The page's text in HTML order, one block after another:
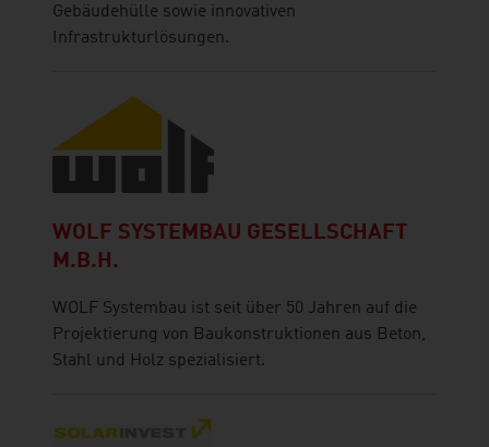
Gebäudehülle sowie innovativen
Infrastrukturlösungen.
WOLF SYSTEMBAU GESELLSCHAFT
M.B.H.
WOLF Systembau ist seit über 50 Jahren auf die
Projektierung von Baukonstruktionen aus Beton,
Stahl und Holz spezialisiert.